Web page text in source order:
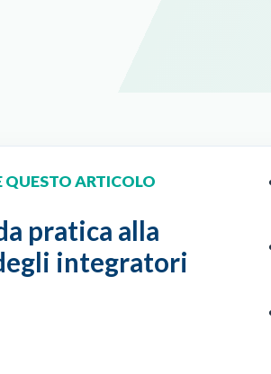
QUESTO ARTICOLO
pratica alla
integratori